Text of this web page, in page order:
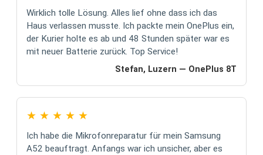
Wirklich tolle Lösung. Alles lief ohne dass ich das
Haus verlassen musste. Ich packte mein OnePlus ein,
der Kurier holte es ab und 48 Stunden später war es
mit neuer Batterie zurück. Top Service!
Stefan, Luzern — OnePlus 8T
★ ★ ★ ★ ★
Ich habe die Mikrofonreparatur für mein Samsung
A52 beauftragt. Anfangs war ich unsicher, aber es